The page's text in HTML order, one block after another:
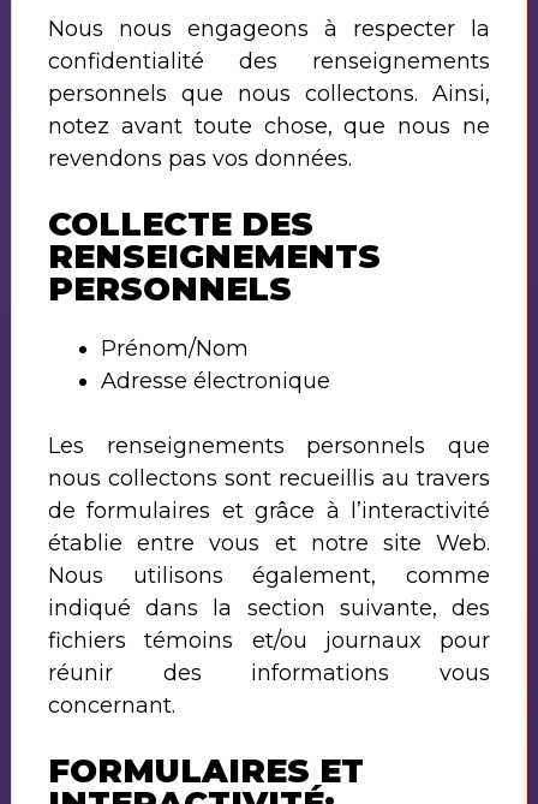
Nous nous engageons à respecter la
confidentialité des renseignements
personnels que nous collectons. Ainsi,
notez avant toute chose, que nous ne
revendons pas vos données.
COLLECTE DES
RENSEIGNEMENTS
PERSONNELS
Prénom/Nom
Adresse électronique
Les renseignements personnels que
nous collectons sont recueillis au travers
de formulaires et grâce à l’interactivité
établie entre vous et notre site Web.
Nous utilisons également, comme
indiqué dans la section suivante, des
fichiers témoins et/ou journaux pour
réunir des informations vous
concernant.
FORMULAIRES ET